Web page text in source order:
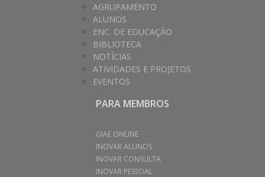
AGRUPAMENTO
ALUNOS
ENC. DE EDUCAÇÃO
BIBLIOTECA
NOTÍCIAS
ATIVIDADES E PROJETOS
EVENTOS
PARA MEMBROS
GIAE ONLINE
INOVAR ALUNOS
INOVAR CONSULTA
INOVAR PESSOAL